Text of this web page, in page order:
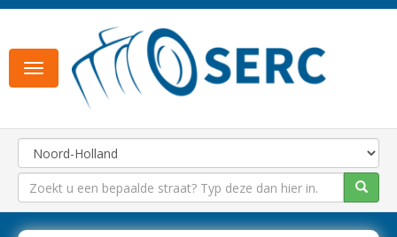
Toggle
navigation